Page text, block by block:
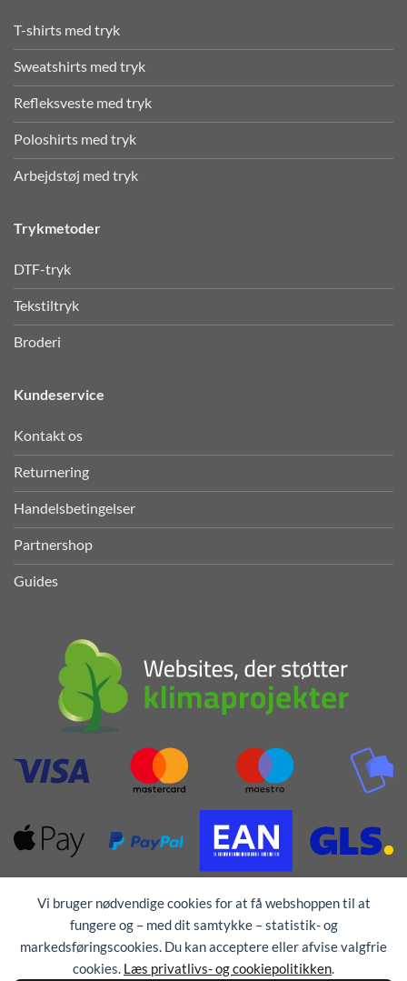
Vi bruger nødvendige cookies for at få webshoppen til at
fungere og – med dit samtykke – statistik- og
markedsføringscookies. Du kan acceptere eller afvise valgfrie
cookies. Læs privatlivs- og cookiepolitikken.
T-shirts med tryk
Sweatshirts med tryk
Refleksveste med tryk
Poloshirts med tryk
Arbejdstøj med tryk
Trykmetoder
DTF-tryk
Tekstiltryk
Broderi
Kundeservice
Kontakt os
Returnering
Handelsbetingelser
Partnershop
Guides